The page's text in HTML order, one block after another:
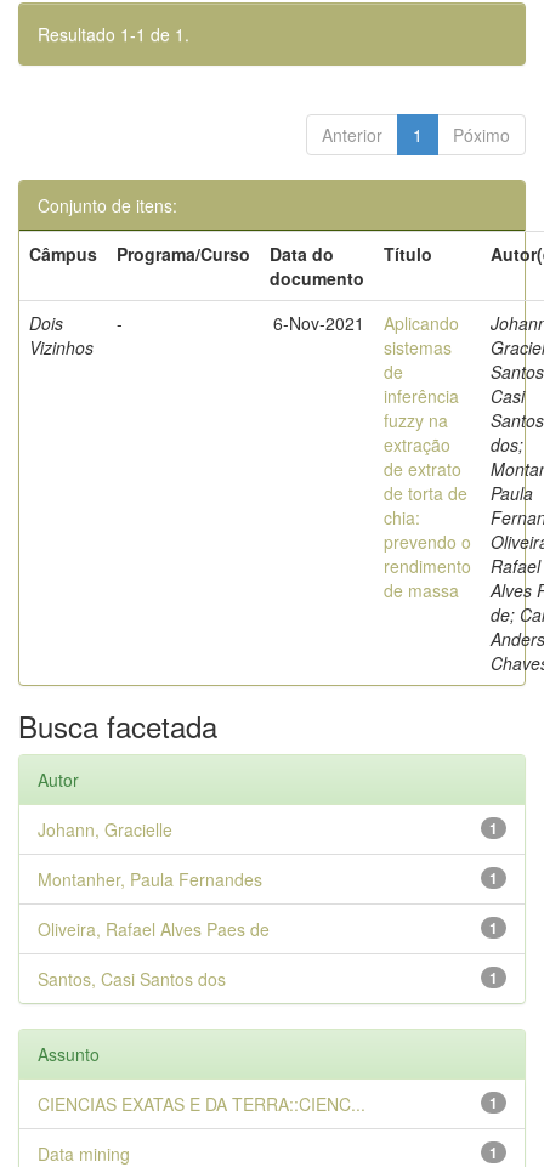
Resultado 1-1 de 1.
Anterior 1 Póximo
Conjunto de itens:
Câmpus
Programa/Curso
Data do
documento
Título
Dois
Vizinhos
- 6-Nov-2021
Aplicando
sistemas
de
inferência
fuzzy na
extração
de extrato
de torta de
chia:
prevendo o
rendimento
de massa
Casi
Santos
dos;
Paula
Rafael
Alves
de;
Busca facetada
Autor
1
Johann, Gracielle
1
Montanher, Paula Fernandes
1
Oliveira, Rafael Alves Paes de
1
Santos, Casi Santos dos
Assunto
1
CIENCIAS EXATAS E DA TERRA::CIENC...
1
Data mining